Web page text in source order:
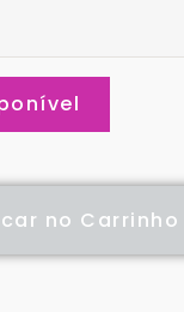
no Carrinho